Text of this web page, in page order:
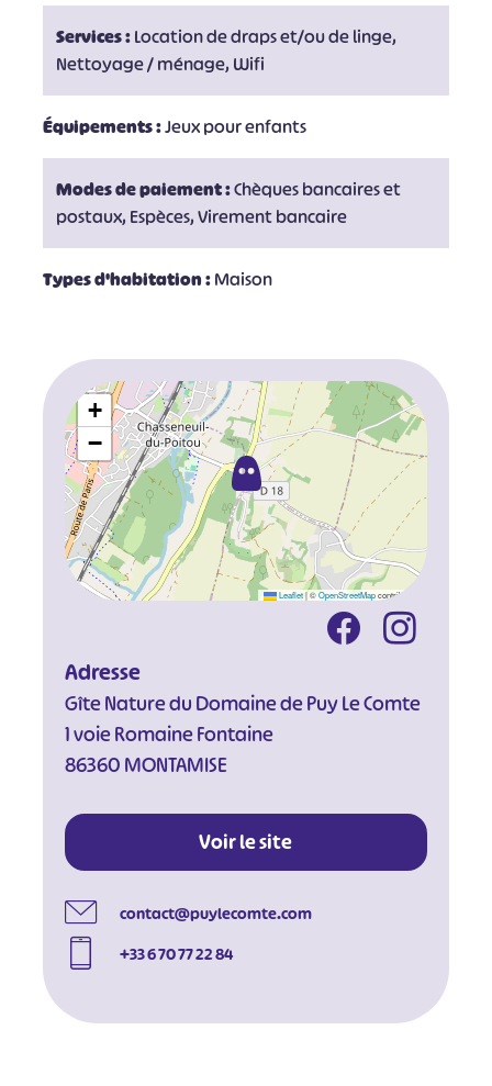
Services :Location de draps et/ou de linge,
Nettoyage / ménage, Wifi
Équipements :Jeux pour enfants
Modes de paiement :Chèques bancaires et
postaux, Espèces, Virement bancaire
Types d'habitation :Maison
+
−
Leaflet |©OpenStreetMapcontributors
Adresse
Gîte Nature du Domaine de Puy Le Comte
1 voie Romaine Fontaine
86360 MONTAMISE
Voir le site
contact@puylecomte.com
+33 6 70 77 22 84